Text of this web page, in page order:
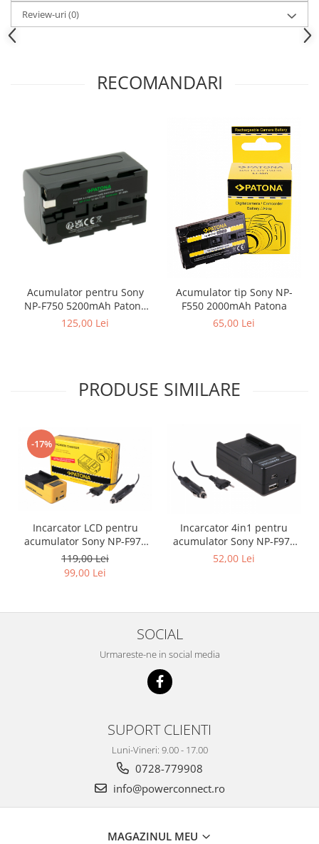
E27
Blițuri și lumini foto/video
Custi aparate foto-video
Incarcatoare auto
Telefoane mobile
Review-uri(0)
RECOMANDARI
Acumulator pentru Sony
NP-F750 5200mAh Patona
Premium
125,00 Lei
Acumulator tip Sony NP-
F550 2000mAh Patona
65,00 Lei
PRODUSE SIMILARE
-17%
Incarcator LCD pentru
acumulator Sony NP-F970
NP-FM50 NP-FM500H
Patona
119,00 Lei
99,00 Lei
Incarcator 4in1 pentru
acumulator Sony NP-F970
NP-FM50 NP-FM500H
52,00 Lei
SOCIAL
Urmareste-ne in social media
SUPORT CLIENTI
Luni-Vineri: 9.00 - 17.00
0728-779908
info@powerconnect.ro
MAGAZINUL MEU